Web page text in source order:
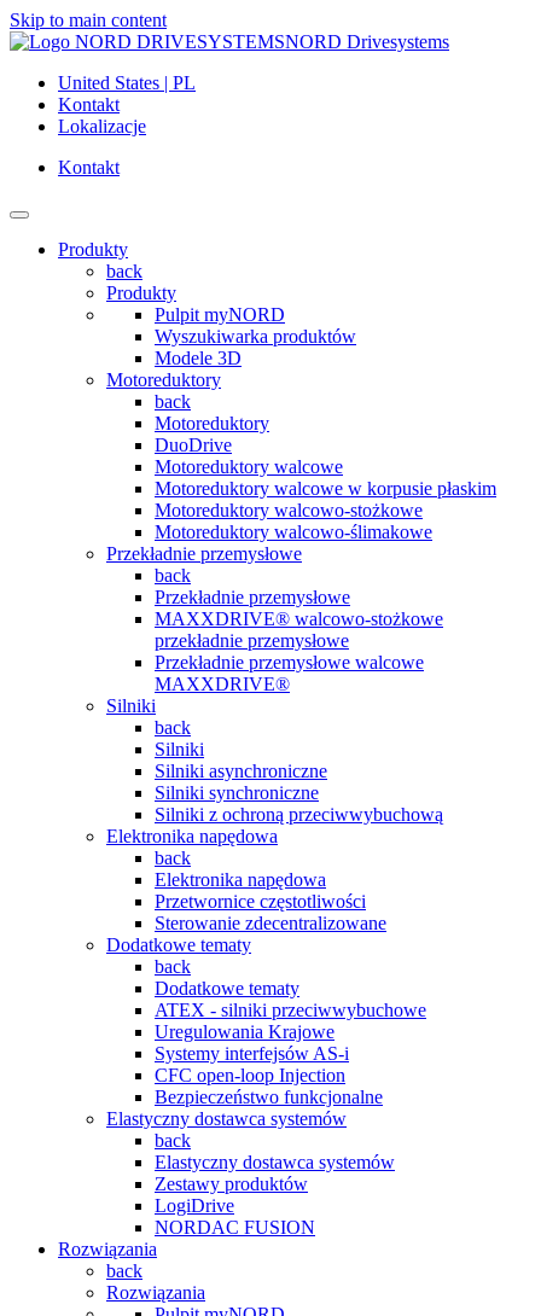
Skip to main content
NORD Drivesystems
United States | PL
Kontakt
Lokalizacje
Kontakt
Produkty
back
Produkty
Pulpit myNORD
Wyszukiwarka produktów
Modele 3D
Motoreduktory
back
Motoreduktory
DuoDrive
Motoreduktory walcowe
Motoreduktory walcowe w korpusie płaskim
Motoreduktory walcowo-stożkowe
Motoreduktory walcowo-ślimakowe
Przekładnie przemysłowe
back
Przekładnie przemysłowe
MAXXDRIVE® walcowo-stożkowe
przekładnie przemysłowe
Przekładnie przemysłowe walcowe
MAXXDRIVE®
Silniki
back
Silniki
Silniki asynchroniczne
Silniki synchroniczne
Silniki z ochroną przeciwwybuchową
Elektronika napędowa
back
Elektronika napędowa
Przetwornice częstotliwości
Sterowanie zdecentralizowane
Dodatkowe tematy
back
Dodatkowe tematy
ATEX - silniki przeciwwybuchowe
Uregulowania Krajowe
Systemy interfejsów AS-i
CFC open-loop Injection
Bezpieczeństwo funkcjonalne
Elastyczny dostawca systemów
back
Elastyczny dostawca systemów
Zestawy produktów
LogiDrive
NORDAC FUSION
Rozwiązania
back
Rozwiązania